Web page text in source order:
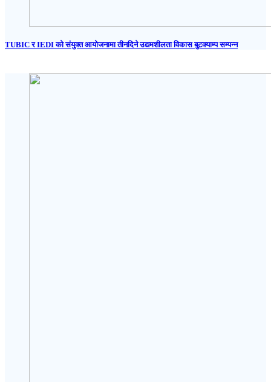
TUBIC र IEDI को संयुक्त आयोजनामा तीनदिने उद्यमशीलता विकास बुटक्याम्प सम्पन्न